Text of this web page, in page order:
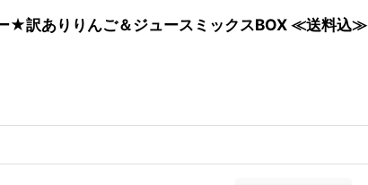
★訳ありりんご＆ジュースミックスBOX ≪送料込≫